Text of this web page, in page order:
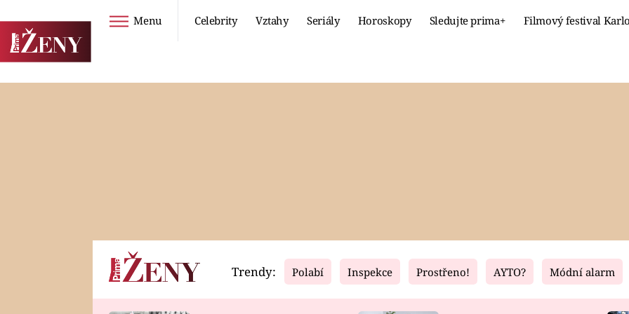
Menu Celebrity Vztahy Seriály Horoskopy Sledujte prima+ Filmový festival
Horoskopy Video Fresh Living
Trendy: Polabí Inspekce Prostřeno! AYTO? Módní alarm